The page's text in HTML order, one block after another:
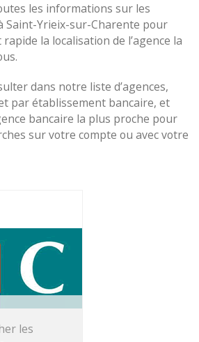
les informations sur les
Saint-Yrieix-sur-Charente pour
la localisation de l’agence la
dans notre liste d’agences,
par établissement bancaire, et
bancaire la plus proche pour
sur votre compte ou avec votre
les